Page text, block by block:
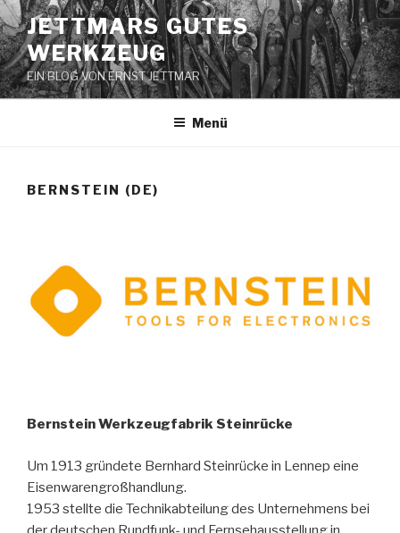
Zum
Inhalt
springen
JETTMARS GUTES
WERKZEUG
EIN BLOG VON ERNST JETTMAR
Menü
BERNSTEIN (DE)
Bernstein Werkzeugfabrik Steinrücke
Um 1913 gründete Bernhard Steinrücke in Lennep eine
Eisenwarengroßhandlung.
1953 stellte die Technikabteilung des Unternehmens bei